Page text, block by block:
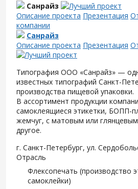
Санрайз
Описание проекта Презентация
компании
Санрайз
Описание проекта Презентация
Типография ООО «Санрайз» —
известных типографий Санкт-
производства пищевой упаковки.
В ассортимент продукции
самоклеящиеся этикетки, БОПП-
жемчуг, с матовым или
другое.
г. Санкт-Петербург, ул.
Отрасль
Флексопечать (производство
самоклейки)